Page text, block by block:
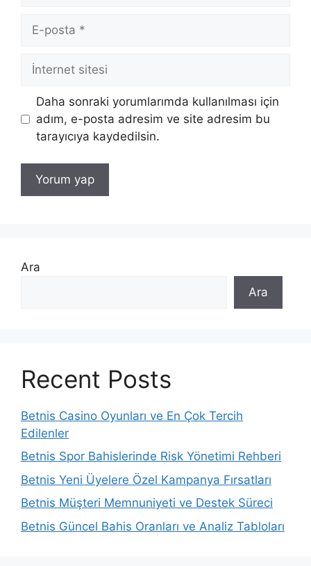
posta
İnternet
Daha sonraki yorumlarımda kullanılması için
adım, e-posta adresim ve site adresim bu
tarayıcıya kaydedilsin.
Ara
Ara
Recent Posts
Betnis Casino Oyunları ve En Çok Tercih
Edilenler
Betnis Spor Bahislerinde Risk Yönetimi Rehberi
Betnis Yeni Üyelere Özel Kampanya Fırsatları
Betnis Müşteri Memnuniyeti ve Destek Süreci
Betnis Güncel Bahis Oranları ve Analiz Tabloları